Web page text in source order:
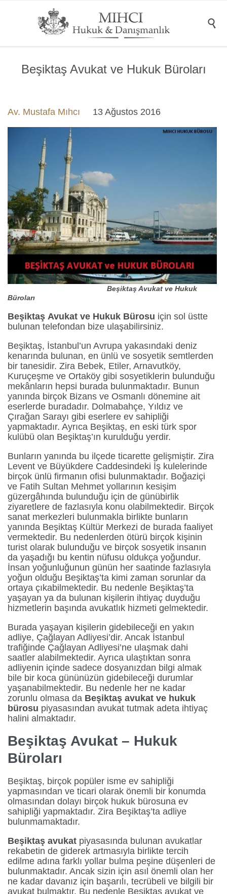

Beşiktaş Avukat ve Hukuk Büroları
Av. Mustafa Mıhcı 13 Ağustos 2016
Beşiktaş Avukat ve Hukuk
Büroları
Beşiktaş Avukat ve Hukuk Bürosu için sol üstte
bulunan telefondan bize ulaşabilirsiniz.
Beşiktaş, İstanbul’un Avrupa yakasındaki deniz
kenarında bulunan, en ünlü ve sosyetik semtlerden
bir tanesidir. Zira Bebek, Etiler, Arnavutköy,
Kuruçeşme ve Ortaköy gibi sosyetiklerin bulunduğu
mekânların hepsi burada bulunmaktadır. Bunun
yanında birçok Bizans ve Osmanlı dönemine ait
eserlerde buradadır. Dolmabahçe, Yıldız ve
Çırağan Sarayı gibi eserlere ev sahipliği
yapmaktadır. Ayrıca Beşiktaş, en eski türk spor
kulübü olan Beşiktaş’ın kurulduğu yerdir.
Bunların yanında bu ilçede ticarette gelişmiştir. Zira
Levent ve Büyükdere Caddesindeki İş kulelerinde
birçok ünlü firmanın ofisi bulunmaktadır. Boğaziçi
ve Fatih Sultan Mehmet yollarının kesişim
güzergâhında bulunduğu için de günübirlik
ziyaretlere de fazlasıyla konu olabilmektedir. Birçok
sanat merkezleri bulunmakla birlikte bunların
yanında Beşiktaş Kültür Merkezi de burada faaliyet
vermektedir. Bu nedenlerden ötürü birçok kişinin
turist olarak bulunduğu ve birçok sosyetik insanın
da yaşadığı bu kentin nüfusu oldukça yoğundur.
İnsan yoğunluğunun günün her saatinde fazlasıyla
yoğun olduğu Beşiktaş’ta kimi zaman sorunlar da
ortaya çıkabilmektedir. Bu nedenle Beşiktaş’ta
yaşayan ya da bulunan kişilerin ihtiyaç duyduğu
hizmetlerin başında avukatlık hizmeti gelmektedir.
Burada yaşayan kişilerin gidebileceği en yakın
adliye, Çağlayan Adliyesi’dir. Ancak İstanbul
trafiğinde Çağlayan Adliyesi’ne ulaşmak dahi
saatler alabilmektedir. Ayrıca ulaştıktan sonra
adliyenin içinde sadece dosyanızdan bilgi almak
bile bir koca gününüzün gidebileceği durumlar
yaşanabilmektedir. Bu nedenle her ne kadar
zorunlu olmasa da Beşiktaş avukat ve hukuk
bürosu piyasasından avukat tutmak adeta ihtiyaç
halini almaktadır.
Beşiktaş Avukat – Hukuk
Büroları
Beşiktaş, birçok popüler isme ev sahipliği
yapmasından ve ticari olarak önemli bir konumda
olmasından dolayı birçok hukuk bürosuna ev
sahipliği yapmaktadır. Zira Beşiktaş’ta adliye
bulunmamaktadır.
Beşiktaş avukat piyasasında bulunan avukatlar
rekabetin de giderek artmasıyla birlikte tercih
edilme adına farklı yollar bulma peşine düşenleri de
bulunmaktadır. Ancak sizin için asıl önemli olan her
ne kadar davanız için başarılı, tecrübeli ve bilgili bir
avukat bulmaktır. Bu nedenle Beşiktaş avukat ve